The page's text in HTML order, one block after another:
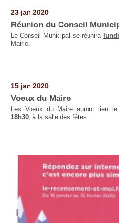
23 jan 2020
Réunion du Conseil
Le Conseil Municipal se réunira
Mairie.
15 jan 2020
Voeux du Maire
Les Voeux du Maire auront lieu le
18h30, à la salle des fêtes.